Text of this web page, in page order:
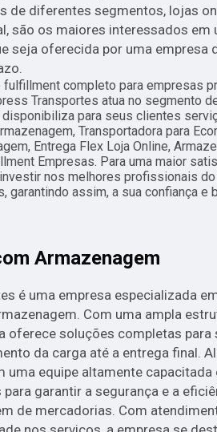
de diferentes segmentos, lojas
são os maiores interessados em
seja oferecida por uma empresa
completo para empresas
Transportes atua no segmento
disponibiliza para seus clientes
Transportadora para
Entrega Flex Loja Online,
Empresas. Para uma maior
nos melhores profissionais do
garantindo assim, a sua confiança e
Armazenagem
é uma empresa especializada
Com uma ampla
oferece soluções completas para
da carga até a entrega final.
uma equipe altamente capacitada
garantir a segurança e a
de mercadorias. Com